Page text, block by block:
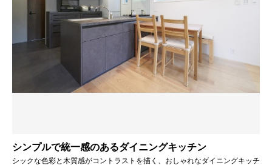
シンプルで統一感のあるダイニングキッチン
シックな色彩と木質感がコントラストを描く、おしゃれなダイニングキッチ